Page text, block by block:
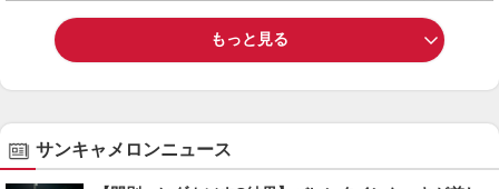
もっと見る
サンキャメロンニュース